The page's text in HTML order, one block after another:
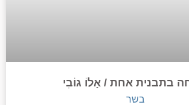
בתבנית אחת / אָלוֹ גוֹבִי
בשר